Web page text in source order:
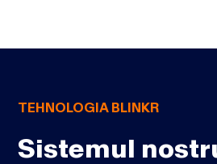
TEHNOLOGIA BLINKR
Sistemul